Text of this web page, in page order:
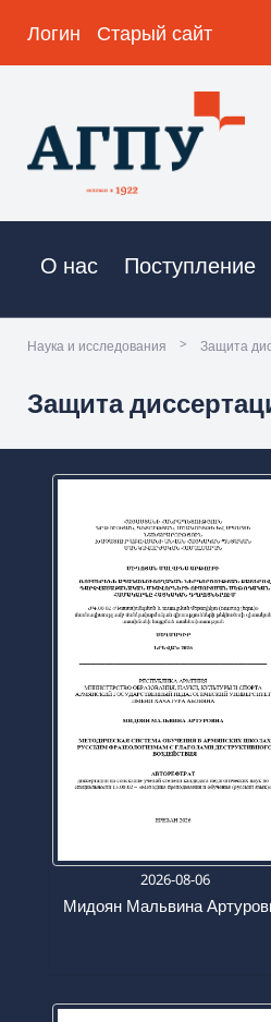
Логин Старый сайт
О нас Поступление
Наука и исследования > Защита
Защита
2026-08-06
Мидоян Мальвина